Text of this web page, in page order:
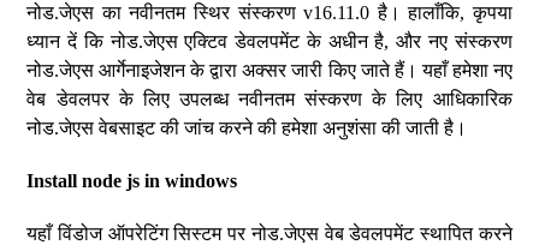
नोड.जेएस का नवीनतम स्थिर संस्करण v16.11.0 है। हालाँकि, कृपया
ध्यान दें कि नोड.जेएस एक्टिव डेवलपमेंट के अधीन है, और नए संस्करण
नोड.जेएस आर्गेनाइजेशन के द्वारा अक्सर जारी किए जाते हैं। यहाँ हमेशा नए
वेब डेवलपर के लिए उपलब्ध नवीनतम संस्करण के लिए आधिकारिक
नोड.जेएस वेबसाइट की जांच करने की हमेशा अनुशंसा की जाती है।
Install node js in windows
यहाँ विंडोज ऑपरेटिंग सिस्टम पर नोड.जेएस वेब डेवलपमेंट स्थापित करने